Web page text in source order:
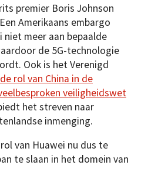
premier Boris Johnson
Amerikaans embargo
meer aan bepaalde
de 5G-technologie
Ook is het Verenigd
de rol van China in de
veiligheidswet
het streven naar
inmenging.
van Huawei nu dus te
te slaan in het domein van